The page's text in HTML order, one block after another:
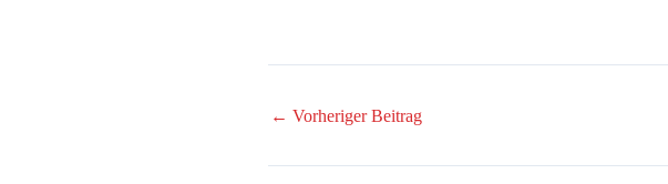
← Vorheriger Beitrag